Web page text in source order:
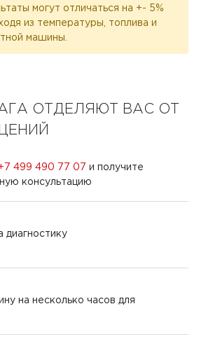
могут отличаться на +- 5%
из температуры, топлива и
машины.
ОТДЕЛЯЮТ ВАС ОТ
499 490 77 07 и получите
консультацию
диагностику
на несколько часов для